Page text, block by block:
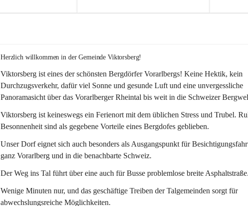
Herzlich willkommen in der Gemeinde Viktorsberg!
Viktorsberg ist eines der schönsten Bergdörfer Vorarlbergs! Keine Hektik, kein
Durchzugsverkehr, dafür viel Sonne und gesunde Luft und eine unvergessliche
Panoramasicht über das Vorarlberger Rheintal bis weit in die Schweizer
Viktorsberg ist keineswegs ein Ferienort mit dem üblichen Stress und Trubel.
Besonnenheit sind als gegebene Vorteile eines Bergdofes geblieben.
Unser Dorf eignet sich auch besonders als Ausgangspunkt für
ganz Vorarlberg und in die benachbarte Schweiz.
Der Weg ins Tal führt über eine auch für Busse problemlose breite
Wenige Minuten nur, und das geschäftige Treiben der Talgemeinden sorgt für
abwechslungsreiche Möglichkeiten.